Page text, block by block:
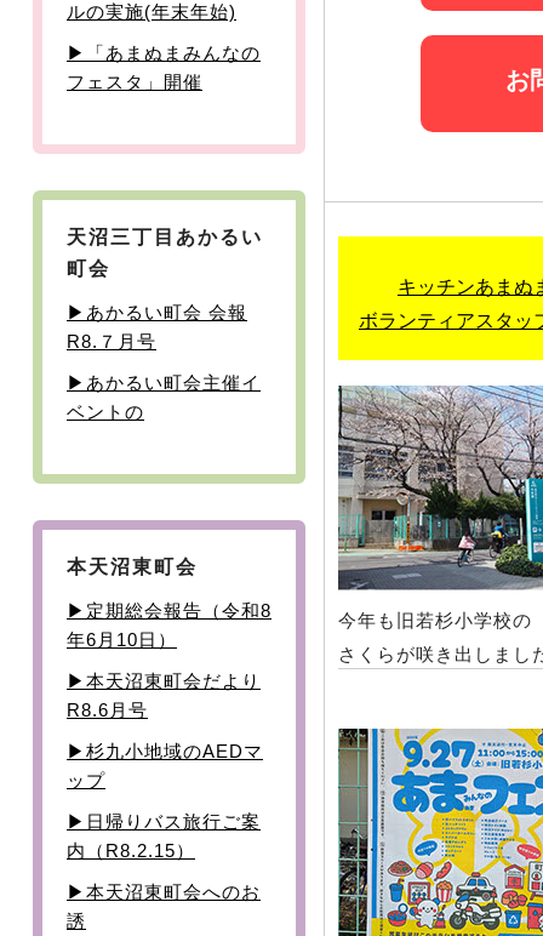
ルの実施(年末年始)
▶「あまぬまみんなの
フェスタ」開催
天沼三丁目あかるい
町会
▶あかるい町会 会報
R8.７月号
▶あかるい町会主催イ
ベントの
本天沼東町会
▶︎定期総会報告（令和8
年6月10日）
▶本天沼東町会だより
R8.6月号
▶杉九小地域のAEDマ
ップ
▶日帰りバス旅行ご案
内（R8.2.15）
▶本天沼東町会へのお
誘
お
キッチンあまぬ
ボランティアスタッ
今年も旧若杉小学校の
さくらが咲き出しまし